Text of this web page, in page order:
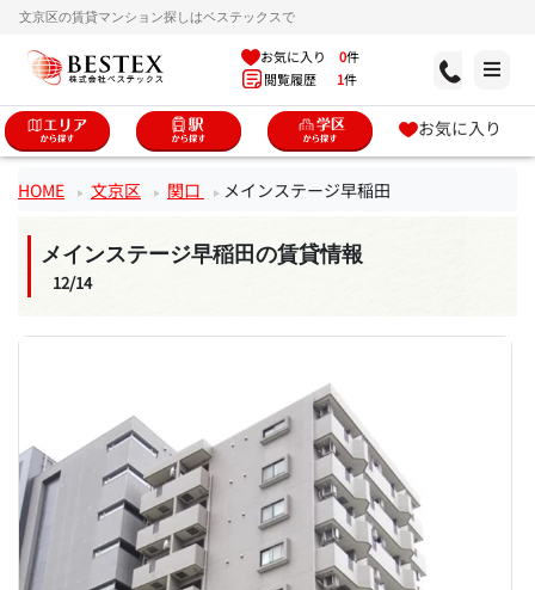
文京区の賃貸マンション探しはベステックスで
お気に入り 0件
閲覧履歴 1件
お気に入り
HOME 文京区 関口 メインステージ早稲田
メインステージ早稲田の賃貸情報
12/14